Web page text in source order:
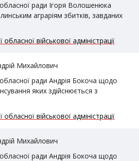
ради Ігоря Волошенюка
аграріям збитків, завданих
військової адміністрації
Михайлович
ради Андрія Бокоча щодо
яких здійснюється з
військової адміністрації
Михайлович
ради Андрія Бокоча щодо